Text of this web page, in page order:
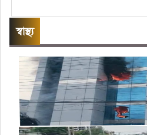
স্বাস্থ্য